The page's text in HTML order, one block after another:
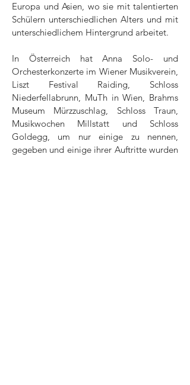
Europa und Asien, wo sie mit talentierten
Schülern unterschiedlichen Alters und mit
unterschiedlichem Hintergrund arbeitet.
In Österreich hat Anna Solo- und
Orchesterkonzerte im Wiener Musikverein,
Liszt Festival Raiding, Schloss
Niederfellabrunn, MuTh in Wien, Brahms
Museum Mürzzuschlag, Schloss Traun,
Musikwochen Millstatt und Schloss
Goldegg, um nur einige zu nennen,
gegeben und einige ihrer Auftritte wurden